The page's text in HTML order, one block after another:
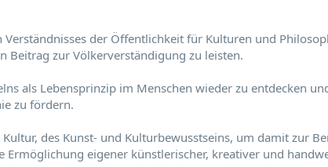
Verständnisses der Öffentlichkeit für Kulturen und
Beitrag zur Völkerverständigung zu leisten.
als Lebensprinzip im Menschen wieder zu entdecken
zu fördern.
des Kunst- und Kulturbewusstseins, um damit zur
Ermöglichung eigener künstlerischer, kreativer und